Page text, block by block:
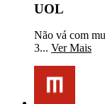
UOL
Não vá com
3... Ver Mais